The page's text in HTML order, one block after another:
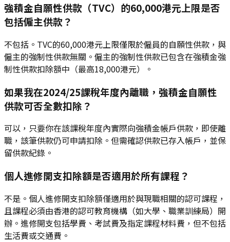
強積金自願性供款（TVC）的60,000港元上限是否
包括僱主供款？
不包括。TVC的60,000港元上限僅限於僱員的自願性供款，與
僱主的強制性供款無關。僱主的強制性供款已包含在強積金強
制性供款扣除額中（最高18,000港元）。
如果我在2024/25課稅年度內離職，強積金自願性
供款可否全數扣除？
可以，只要你在該課稅年度內實際向強積金帳戶供款，即使離
職，該筆供款仍可申請扣除。但需確認供款已存入帳戶，並保
留供款紀錄。
個人進修開支扣除額是否適用於所有課程？
不是。個人進修開支扣除額僅適用於與現職相關的認可課程，
且課程必須由香港的認可教育機構（如大學、職業訓練局）開
辦。進修開支包括學費、考試費及指定課程材料費，但不包括
生活費或交通費。